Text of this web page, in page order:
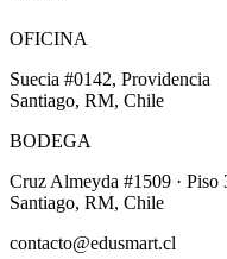
OFICINA
Suecia #0142, Providencia
Santiago, RM, Chile
BODEGA
Cruz Almeyda #1509 · Piso
Santiago, RM, Chile
contacto@edusmart.cl